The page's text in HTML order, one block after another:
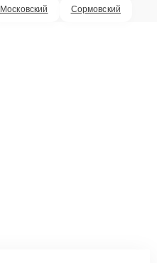
Московский Сормовский